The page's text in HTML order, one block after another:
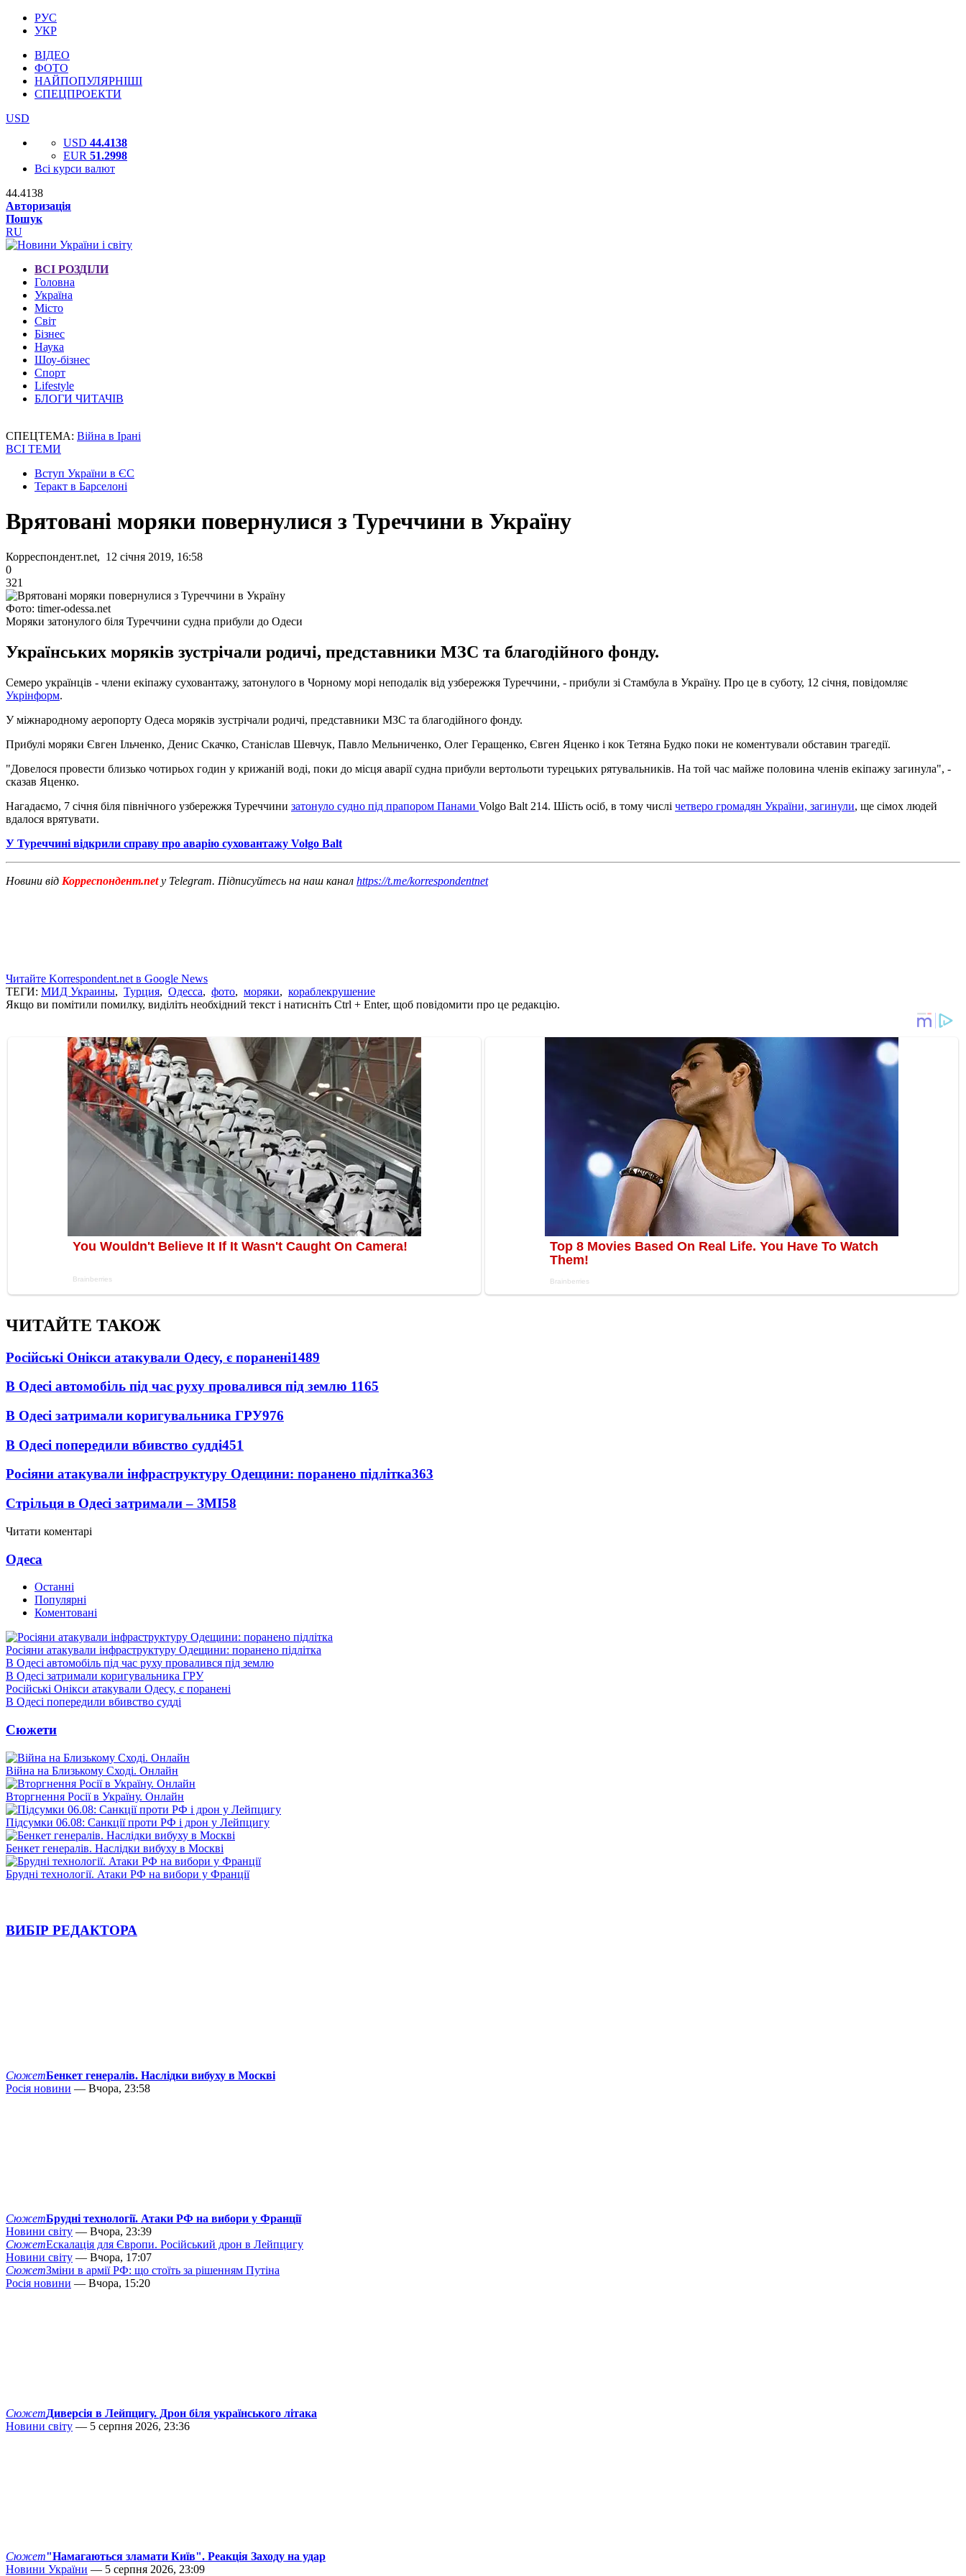
РУС
УКР
ВІДЕО
ФОТО
НАЙПОПУЛЯРНІШІ
СПЕЦПРОЕКТИ
USD
USD 44.4138
EUR 51.2998
Всі курси валют
44.4138
Авторизація
Пошук
RU
ВСІ РОЗДІЛИ
Головна
Україна
Місто
Світ
Бізнес
Наука
Шоу-бізнес
Спорт
Lifestyle
БЛОГИ ЧИТАЧІВ
СПЕЦТЕМА: Війна в Ірані
ВСІ ТЕМИ
Вступ України в ЄС
Теракт в Барселоні
Врятовані моряки повернулися з Туреччини в Україну
Корреспондент.net, 12 січня 2019, 16:58
0
321
Фото: timer-odessa.net
Моряки затонулого біля Туреччини судна прибули до Одеси
Українських моряків зустрічали родичі, представники МЗС та благодійного фонду.
Семеро українців - члени екіпажу суховантажу, затонулого в Чорному морі неподалік від узбережжя Туреччини, - прибули зі Стамбула в Україну. Про це в суботу, 12 січня, повідомляє
Укрінформ.
У міжнародному аеропорту Одеса моряків зустрічали родичі, представники МЗС та благодійного фонду.
Прибулі моряки Євген Ільченко, Денис Скачко, Станіслав Шевчук, Павло Мельниченко, Олег Геращенко, Євген Яценко і кок Тетяна Будко поки не коментували обставин трагедії.
"Довелося провести близько чотирьох годин у крижаній воді, поки до місця аварії судна прибули вертольоти турецьких рятувальників. На той час майже половина членів екіпажу загинула", -
сказав Яценко.
Нагадаємо, 7 січня біля північного узбережжя Туреччини затонуло судно під прапором Панами Volgo Balt 214. Шість осіб, в тому числі четверо громадян України, загинули, ще сімох людей
вдалося врятувати.
У Туреччині відкрили справу про аварію суховантажу Volgo Balt
Новини від Корреспондент.netу Telegram. Підписуйтесь на наш канал https://t.me/korrespondentnet
Читайте Korrespondent.net в Google News
ТЕГИ: МИД Украины, Турция, Одесса, фото, моряки, кораблекрушение
Якщо ви помітили помилку, виділіть необхідний текст і натисніть Ctrl + Enter, щоб повідомити про це редакцію.
ЧИТАЙТЕ ТАКОЖ
Російські Онікси атакували Одесу, є поранені1489
В Одесі автомобіль під час руху провалився під землю 1165
В Одесі затримали коригувальника ГРУ976
В Одесі попередили вбивство судді451
Росіяни атакували інфраструктуру Одещини: поранено підлітка363
Стрільця в Одесі затримали – ЗМІ58
Читати коментарі
Одеса
Останні
Популярні
Коментовані
Росіяни атакували інфраструктуру Одещини: поранено підлітка
В Одесі автомобіль під час руху провалився під землю
В Одесі затримали коригувальника ГРУ
Російські Онікси атакували Одесу, є поранені
В Одесі попередили вбивство судді
Сюжети
Війна на Близькому Сході. Онлайн
Вторгнення Росії в Україну. Онлайн
Підсумки 06.08: Санкції проти РФ і дрон у Лейпцигу
Бенкет генералів. Наслідки вибуху в Москві
Брудні технології. Атаки РФ на вибори у Франції
ВИБІР РЕДАКТОРА
СюжетБенкет генералів. Наслідки вибуху в Москві
Росія новини — Вчора, 23:58
СюжетБрудні технології. Атаки РФ на вибори у Франції
Новини світу — Вчора, 23:39
СюжетЕскалація для Європи. Російський дрон в Лейпцигу
Новини світу — Вчора, 17:07
СюжетЗміни в армії РФ: що стоїть за рішенням Путіна
Росія новини — Вчора, 15:20
СюжетДиверсія в Лейпцигу. Дрон біля українського літака
Новини світу — 5 серпня 2026, 23:36
Сюжет"Намагаються зламати Київ". Реакція Заходу на удар
Новини України — 5 серпня 2026, 23:09